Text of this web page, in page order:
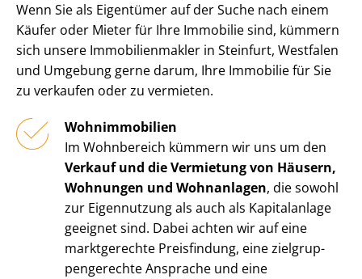
Wenn Sie als Eigentümer auf der Suche nach einem
Käufer oder Mieter für Ihre Immobilie sind, kümmern
sich unsere Im­mo­bi­li­en­mak­ler in Steinfurt, Westfalen
und Umgebung gerne darum, Ihre Immobilie für Sie
zu verkaufen oder zu vermieten.
Wohnimmobilien
Im Wohnbereich kümmern wir uns um den
Verkauf und die Vermietung von Häusern,
Wohnungen und Wohnanlagen, die sowohl
zur Eigennutzung als auch als Kapitalanlage
geeignet sind. Dabei achten wir auf eine
marktgerechte Preisfindung, eine ziel­grup­
pen­ge­rech­te Ansprache und eine